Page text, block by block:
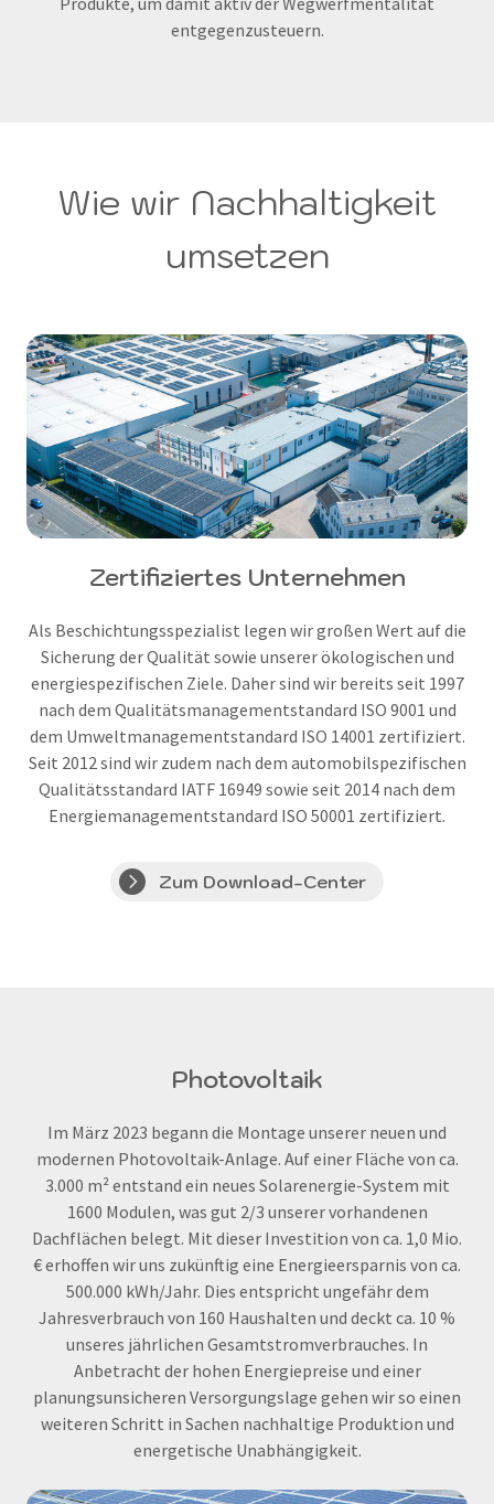
entgegenzusteuern.
Wie wir Nachhaltigkeit
umsetzen
Zertifiziertes Unternehmen
Als Beschichtungsspezialist legen wir großen Wert auf die
Sicherung der Qualität sowie unserer ökologischen und
energiespezifischen Ziele. Daher sind wir bereits seit 1997
nach dem Qualitätsmanagementstandard ISO 9001 und
dem Umweltmanagementstandard ISO 14001 zertifiziert.
Seit 2012 sind wir zudem nach dem automobilspezifischen
Qualitätsstandard IATF 16949 sowie seit 2014 nach dem
Energiemanagementstandard ISO 50001 zertifiziert.
Zum Download-Center
Photovoltaik
Im März 2023 begann die Montage unserer neuen und
modernen Photovoltaik-Anlage. Auf einer Fläche von ca.
3.000 m² entstand ein neues Solarenergie-System mit
1600 Modulen, was gut 2/3 unserer vorhandenen
Dachflächen belegt. Mit dieser Investition von ca. 1,0 Mio.
€ erhoffen wir uns zukünftig eine Energieersparnis von ca.
500.000 kWh/Jahr. Dies entspricht ungefähr dem
Jahresverbrauch von 160 Haushalten und deckt ca. 10 %
unseres jährlichen Gesamtstromverbrauches. In
Anbetracht der hohen Energiepreise und einer
planungsunsicheren Versorgungslage gehen wir so einen
weiteren Schritt in Sachen nachhaltige Produktion und
energetische Unabhängigkeit.